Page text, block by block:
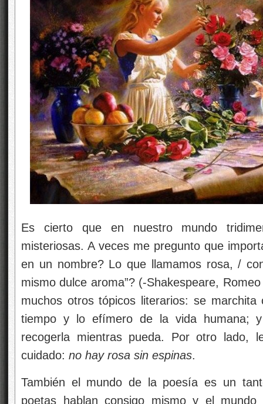
Es cierto que en nuestro mundo
misteriosas. A veces me pregunto que
en un nombre? Lo que llamamos rosa, /
mismo dulce aroma”? (-Shakespeare,
muchos otros tópicos literarios: se
tiempo y lo efímero de la vida humana;
recogerla mientras pueda. Por otro lado,
cuidado: no hay rosa sin espinas.
También el mundo de la poesía es un
poetas hablan consigo mismo y el mundo